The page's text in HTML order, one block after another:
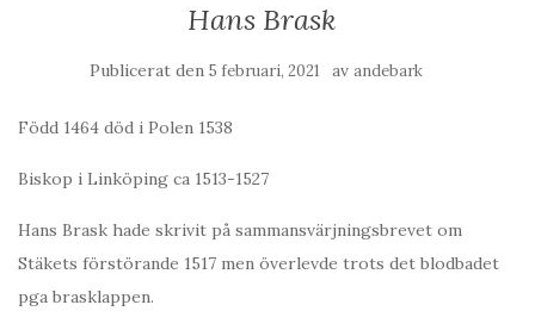
Hans Brask
Publicerat den 5 februari, 2021 av andebark
Född 1464 död i Polen 1538
Biskop i Linköping ca 1513-1527
Hans Brask hade skrivit på sammansvärjningsbrevet om
Stäkets förstörande 1517 men överlevde trots det blodbadet
pga brasklappen.